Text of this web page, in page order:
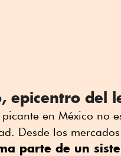
epicentro del
en México no
Desde los
parte de un